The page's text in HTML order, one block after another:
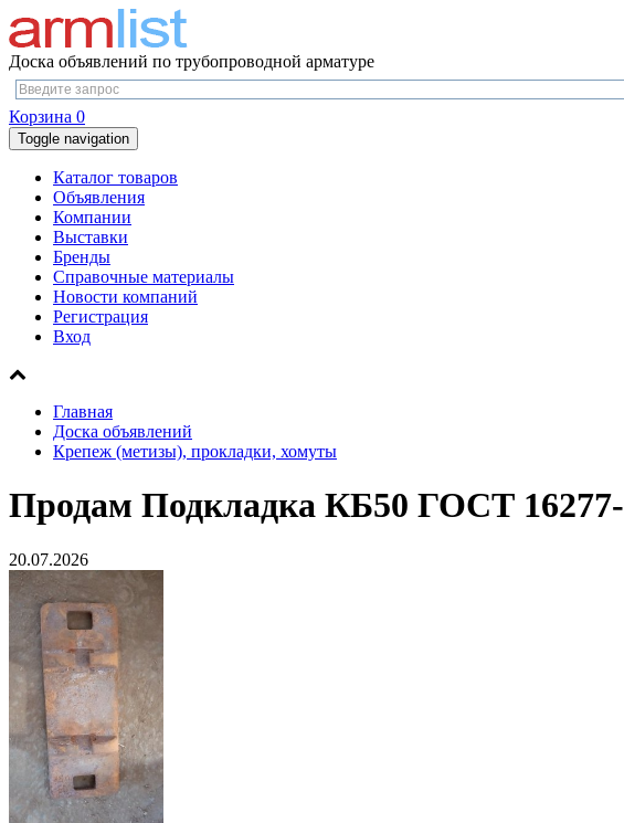
Доска объявлений по трубопроводной арматуре
Корзина 0
Toggle navigation
Каталог товаров
Объявления
Компании
Выставки
Бренды
Справочные материалы
Новости компаний
Регистрация
Вход
Главная
Доска объявлений
Крепеж (метизы), прокладки, хомуты
Продам Подкладка КБ50 ГОСТ
20.07.2026